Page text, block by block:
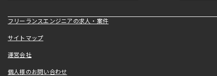
フリーランスエンジニアの求人・案件
サイトマップ
運営会社
個人様のお問い合わせ